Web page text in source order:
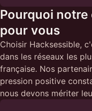
Pourquoi
pour vous
Choisir Hacksessible,
dans les réseaux les
française. Nos
pression positive
nous devons mériter